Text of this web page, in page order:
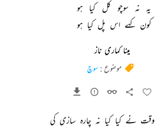
یہ نہ سوچو کل کیا ہو
کون کہے اس پل کیا ہو
مینا کماری ناز
موضوع : سوچ
وقت نے کیا کیا نہ چارہ سازی کی